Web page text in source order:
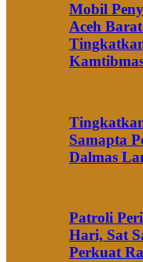
Mobil
Aceh
Samapta
Dalmas
Patroli
Hari, Sat
Perkuat